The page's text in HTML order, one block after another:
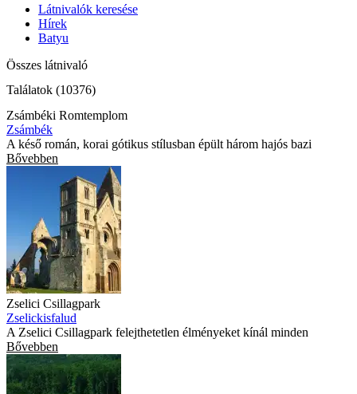
Látnivalók keresése
Hírek
Batyu
Összes látnivaló
Találatok (10376)
Zsámbéki Romtemplom
Zsámbék
A késő román, korai gótikus stílusban épült három hajós bazi
Bővebben
Zselici Csillagpark
Zselickisfalud
A Zselici Csillagpark felejthetetlen élményeket kínál minden
Bővebben